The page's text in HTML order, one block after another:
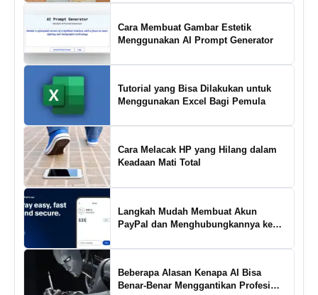
Cara Membuat Gambar Estetik
Menggunakan AI Prompt Generator
Tutorial yang Bisa Dilakukan untuk
Menggunakan Excel Bagi Pemula
Cara Melacak HP yang Hilang dalam
Keadaan Mati Total
Langkah Mudah Membuat Akun
PayPal dan Menghubungkannya ke
Beberapa Alasan Kenapa AI Bisa
Benar-Benar Menggantikan Profesi